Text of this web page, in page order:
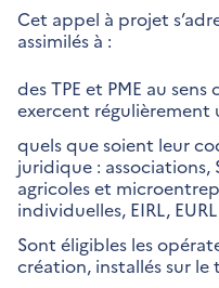
Cet appel à projet
assimilés à :
des TPE et PME au
exercent
quels que soient leur
juridique : associations,
agricoles et
individuelles, EIRL,
Sont éligibles les
création, installés sur le